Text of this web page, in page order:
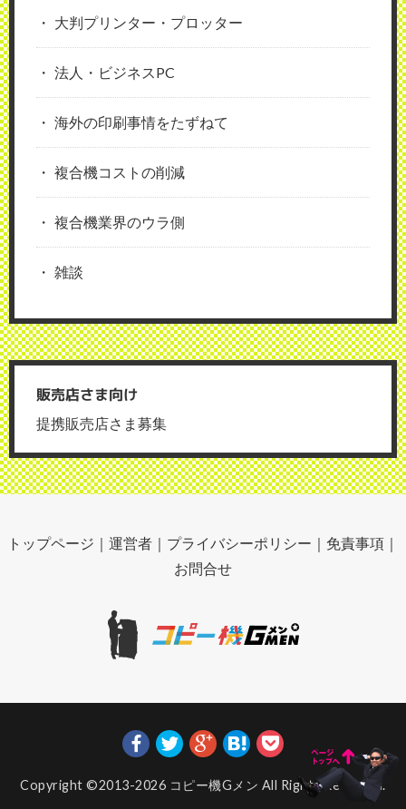
大判プリンター・プロッター
法人・ビジネスPC
海外の印刷事情をたずねて
複合機コストの削減
複合機業界のウラ側
雑談
販売店さま向け
提携販売店さま募集
トップページ ｜ 運営者 ｜ プライバシーポリシー ｜ 免責事項 ｜
お問合せ
Copyright ©2013-2026 コピー機Gメン All Rights Reserved.